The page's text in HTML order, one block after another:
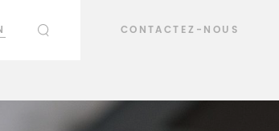
CONTACTEZ-NOUS